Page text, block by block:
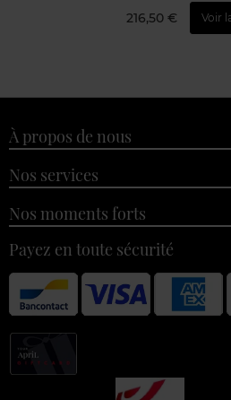
216,50 € Voir
À propos de nous
Nos services
Nos moments forts
Payez en toute sécurité